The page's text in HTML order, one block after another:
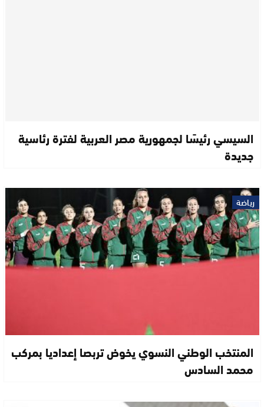
السيسي رئيسًا لجمهورية مصر العربية لفترة رئاسية
جديدة
رياضة
المنتخب الوطني النسوي يخوض تربصا إعداديا بمركب
محمد السادس